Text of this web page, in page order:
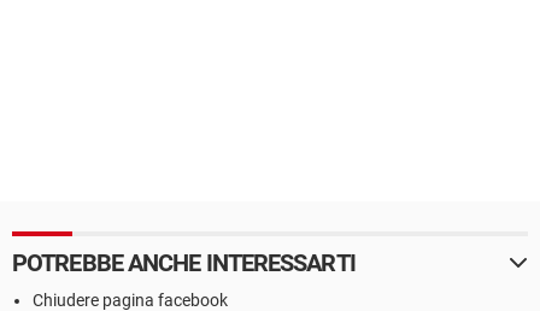
POTREBBE ANCHE INTERESSARTI
Chiudere pagina facebook